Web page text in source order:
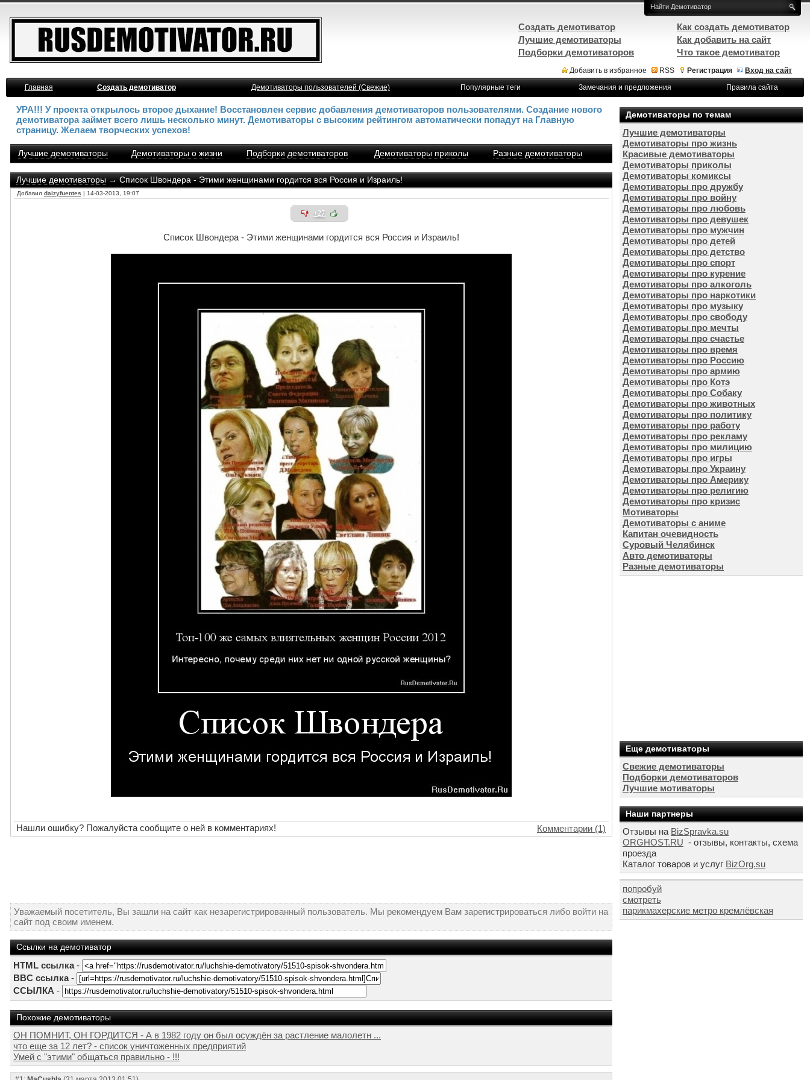
Добавить в избранное RSS Регистрация
Вход на сайт
Главная
Создать демотиватор Демотиваторы пользователей (Свежие) Популярные теги Замечания и предложения Правила сайта
УРА!!! У проекта открылось второе дыхание! Восстановлен сервис добавления демотиваторов пользователями. Создание нового
демотиватора займет всего лишь несколько минут. Демотиваторы с высоким рейтингом автоматически попадут на Главную
страницу. Желаем творческих успехов!
Лучшие демотиваторы Демотиваторы о жизни Подборки демотиваторов Демотиваторы приколы Разные демотиваторы
Лучшие демотиваторы→ Список Швондера - Этими женщинами гордится вся Россия и Израиль!
Добавил daizyfuentes | 14-03-2013, 19:07
+27
Список Швондера - Этими женщинами гордится вся Россия и Израиль!
Нашли ошибку? Пожалуйста сообщите о ней в комментариях! Комментарии (1)
Уважаемый посетитель, Вы зашли на сайт как незарегистрированный пользователь. Мы рекомендуем Вам зарегистрироваться либо войти на
сайт под своим именем.
Ссылки на демотиватор
HTML ссылка-
BBC ссылка-
ССЫЛКА -
Похожие демотиваторы
ОН ПОМНИТ, ОН ГОРДИТСЯ - А в 1982 году он был осуждён за растление малолетн ...
что еще за 12 лет? - список уничтоженных предприятий
Умей с "этими" общаться правильно - !!!
Демотиваторы по темам
Лучшие демотиваторы
Демотиваторы про жизнь
Красивые демотиваторы
Демотиваторы приколы
Демотиваторы комиксы
Демотиваторы про дружбу
Демотиваторы про войну
Демотиваторы про любовь
Демотиваторы про девушек
Демотиваторы про мужчин
Демотиваторы про детей
Демотиваторы про детство
Демотиваторы про спорт
Демотиваторы про курение
Демотиваторы про алкоголь
Демотиваторы про наркотики
Демотиваторы про музыку
Демотиваторы про свободу
Демотиваторы про мечты
Демотиваторы про счастье
Демотиваторы про время
Демотиваторы про Россию
Демотиваторы про армию
Демотиваторы про Котэ
Демотиваторы про Собаку
Демотиваторы про животных
Демотиваторы про политику
Демотиваторы про работу
Демотиваторы про рекламу
Демотиваторы про милицию
Демотиваторы про игры
Демотиваторы про Украину
Демотиваторы про Америку
Демотиваторы про религию
Демотиваторы про кризис
Мотиваторы
Демотиваторы с аниме
Капитан очевидность
Суровый Челябинск
Авто демотиваторы
Разные демотиваторы
Еще демотиваторы
Свежие демотиваторы
Подборки демотиваторов
Лучшие мотиваторы
Наши партнеры
Отзывы на BizSpravka.su
ORGHOST.RU - отзывы, контакты, схема
проезда
Каталог товаров и услуг BizOrg.su
попробуй
смотреть
парикмахерские метро кремлёвская
Создать демотиватор
Лучшие демотиваторы
Подборки демотиваторов
Как создать демотиватор
Как добавить на сайт
Что такое демотиватор